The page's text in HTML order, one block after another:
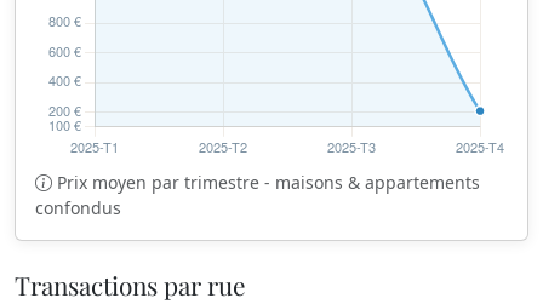
Prix moyen par trimestre - maisons & appartements
confondus
Transactions par rue